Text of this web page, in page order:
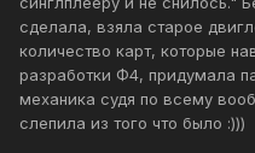
сделала, взяла старое
количество карт, которые
разработки Ф4, придумала
механика судя по всему
слепила из того что было :)))